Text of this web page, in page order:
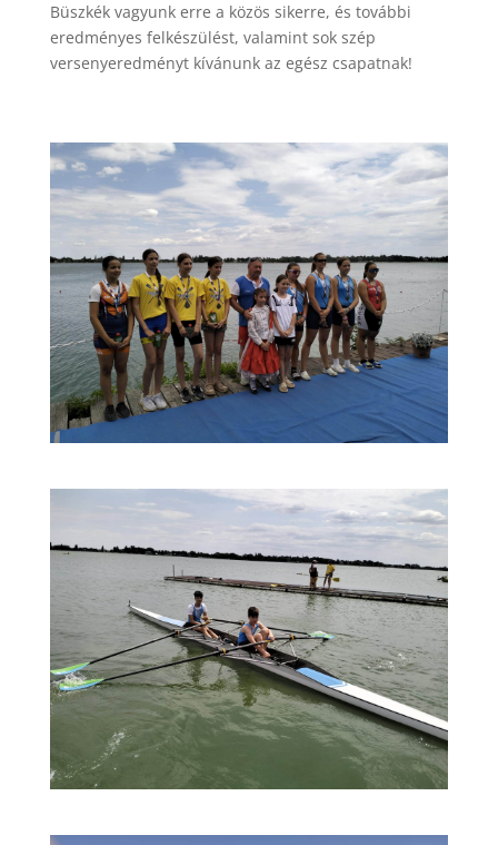
Büszkék vagyunk erre a közös sikerre, és további
eredményes felkészülést, valamint sok szép
versenyeredményt kívánunk az egész csapatnak!